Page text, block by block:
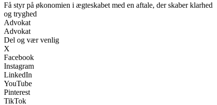
Få styr på økonomien i ægteskabet med en aftale, der skaber klarhed
og tryghed
Advokat
Advokat
Del og vær venlig
X
Facebook
Instagram
LinkedIn
YouTube
Pinterest
TikTok